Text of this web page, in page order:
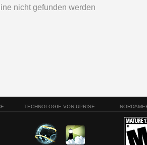
nicht gefunden werden
TECHNOLOGIE VON UPRISE